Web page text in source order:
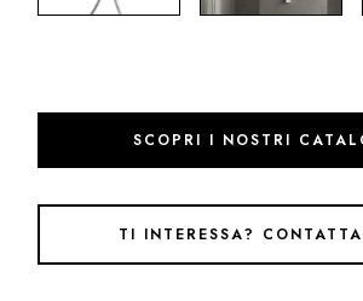
SCOPRI I NOSTRI
TI INTERESSA?